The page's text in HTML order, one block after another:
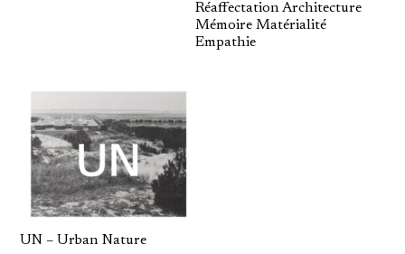
Réaffectation Architecture
Mémoire Matérialité
Empathie
UN – Urban Nature